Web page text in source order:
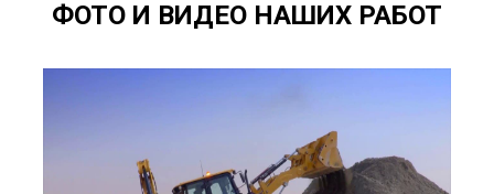
ФОТО И ВИДЕО НАШИХ РАБОТ